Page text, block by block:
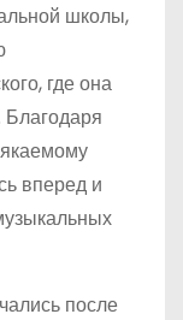
школы,
где она
вперед и
после